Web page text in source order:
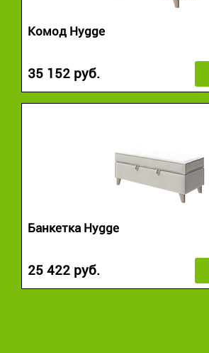
Комод Hygge
35 152 руб.
Банкетка Hygge
25 422 руб.